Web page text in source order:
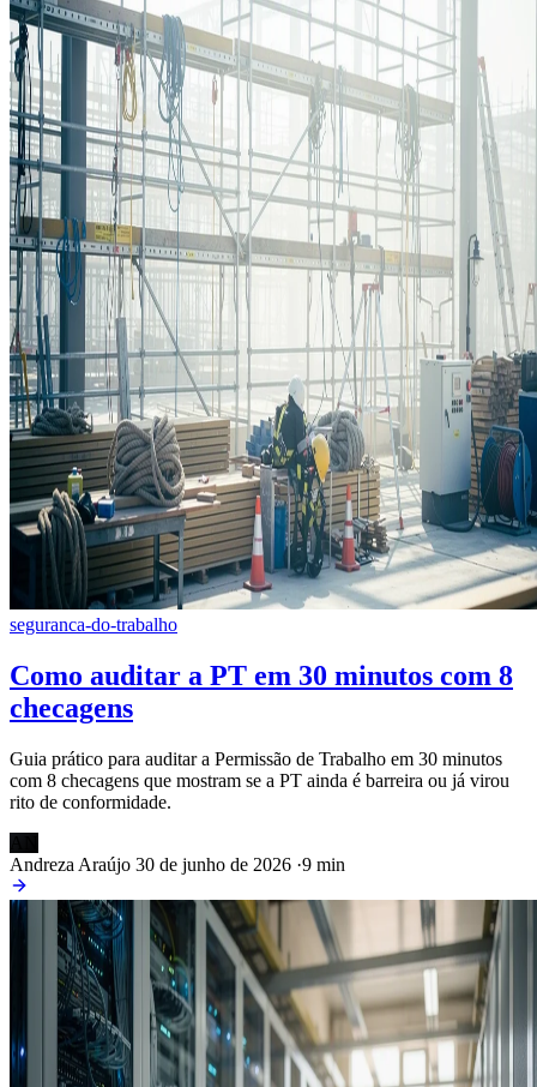
seguranca-do-trabalho
Como auditar a PT em 30 minutos com 8
checagens
Guia prático para auditar a Permissão de Trabalho em 30 minutos
com 8 checagens que mostram se a PT ainda é barreira ou já virou
rito de conformidade.
Andreza Araújo 30 de junho de 2026 ·9 min